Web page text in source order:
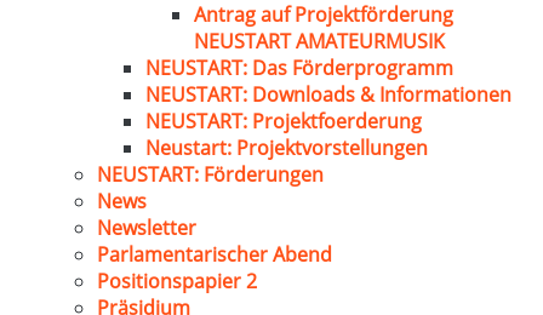
Antrag auf Projektförderung
NEUSTART AMATEURMUSIK
NEUSTART: Das Förderprogramm
NEUSTART: Downloads & Informationen
NEUSTART: Projektfoerderung
Neustart: Projektvorstellungen
NEUSTART: Förderungen
News
Newsletter
Parlamentarischer Abend
Positionspapier 2
Präsidium